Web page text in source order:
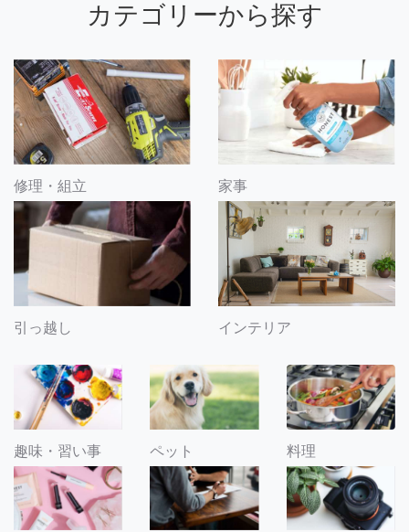
カテゴリーから探す
修理・組立 家事
引っ越し インテリア
趣味・習い事 ペット 料理